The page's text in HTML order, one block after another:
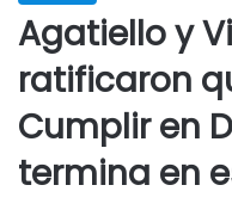
Agatiello y
ratificaron
Cumplir en
termina en